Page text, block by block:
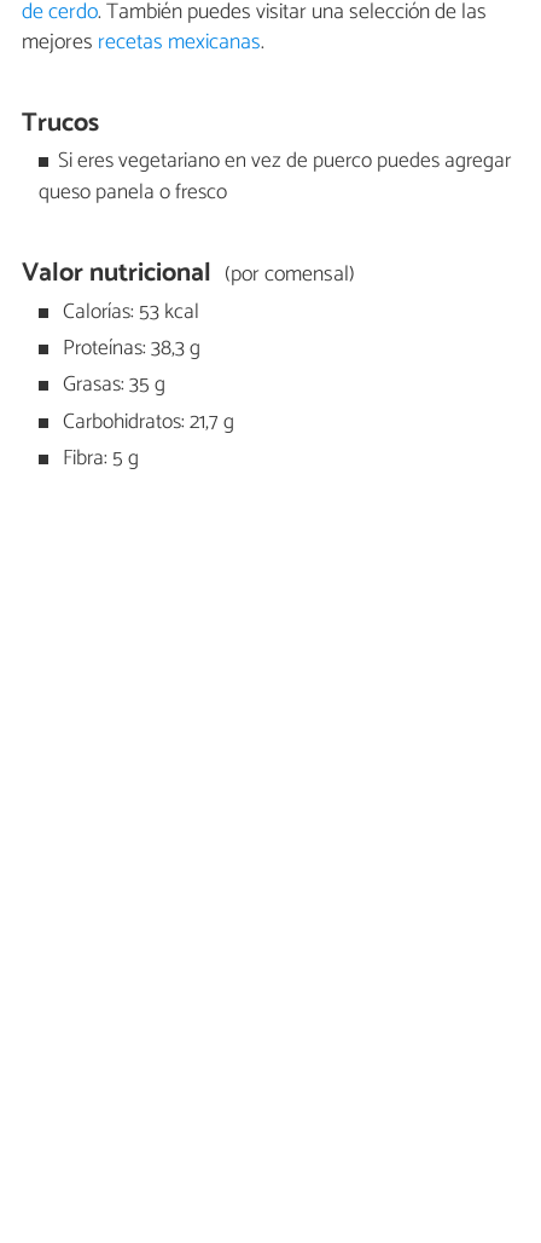
de cerdo. También puedes visitar una selección de las
mejores recetas mexicanas.
Trucos
Si eres vegetariano en vez de puerco puedes agregar
queso panela o fresco
Valor nutricional (por comensal)
Calorías: 53 kcal
Proteínas: 38,3 g
Grasas: 35 g
Carbohidratos: 21,7 g
Fibra: 5 g